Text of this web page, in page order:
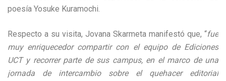
poesía Yosuke Kuramochi.
Respecto a su visita, Jovana Skarmeta manifestó que, “fue
muy enriquecedor compartir con el equipo de Ediciones
UCT y recorrer parte de sus campus, en el marco de una
jornada de intercambio sobre el quehacer editorial